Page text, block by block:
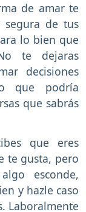
de amar te
segura de tus
lo bien que
te dejaras
decisiones
que podría
que sabrás
que eres
te gusta, pero
esconde,
y hazle caso
Laboralmente